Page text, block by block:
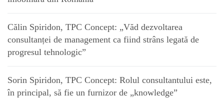
Călin Spiridon, TPC Concept: „Văd dezvoltarea
consultanței de management ca fiind strâns legată de
progresul tehnologic”
Sorin Spiridon, TPC Concept: Rolul consultantului este,
în principal, să fie un furnizor de „knowledge”